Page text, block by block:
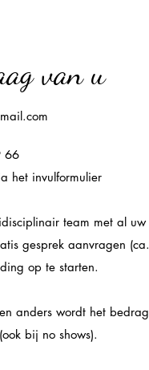
van u
66
het invulformulier
team met al uw
gesprek aanvragen (ca.
op te starten.
anders wordt het bedrag
bij no shows).